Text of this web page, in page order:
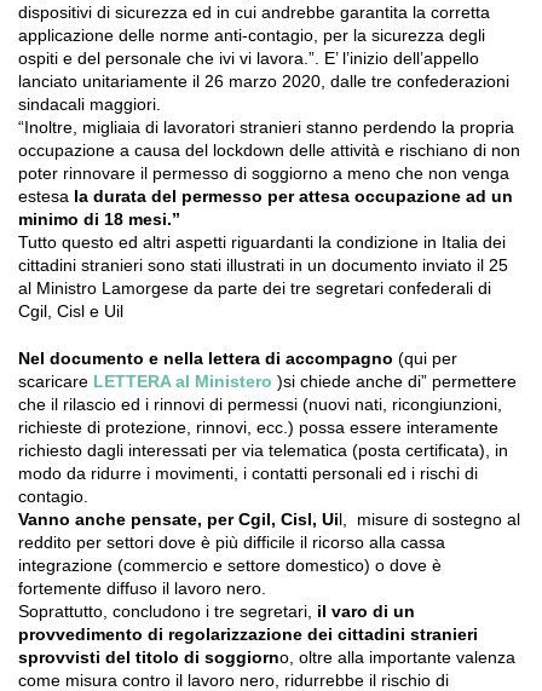
dispositivi di sicurezza ed in cui andrebbe garantita la corretta
applicazione delle norme anti-contagio, per la sicurezza degli
ospiti e del personale che ivi vi lavora.”. E’ l’inizio dell’appello
lanciato unitariamente il 26 marzo 2020, dalle tre confederazioni
sindacali maggiori.
“Inoltre, migliaia di lavoratori stranieri stanno perdendo la propria
occupazione a causa del lockdown delle attività e rischiano di non
poter rinnovare il permesso di soggiorno a meno che non venga
estesa la durata del permesso per attesa occupazione ad un
minimo di 18 mesi.”
Tutto questo ed altri aspetti riguardanti la condizione in Italia dei
cittadini stranieri sono stati illustrati in un documento inviato il 25
al Ministro Lamorgese da parte dei tre segretari confederali di
Cgil, Cisl e Uil
Nel documento e nella lettera di accompagno (qui per
scaricare LETTERA al Ministero )si chiede anche di” permettere
che il rilascio ed i rinnovi di permessi (nuovi nati, ricongiunzioni,
richieste di protezione, rinnovi, ecc.) possa essere interamente
richiesto dagli interessati per via telematica (posta certificata), in
modo da ridurre i movimenti, i contatti personali ed i rischi di
contagio.
Vanno anche pensate, per Cgil, Cisl, Uil, misure di sostegno al
reddito per settori dove è più difficile il ricorso alla cassa
integrazione (commercio e settore domestico) o dove è
fortemente diffuso il lavoro nero.
Soprattutto, concludono i tre segretari, il varo di un
provvedimento di regolarizzazione dei cittadini stranieri
sprovvisti del titolo di soggiorno, oltre alla importante valenza
come misura contro il lavoro nero, ridurrebbe il rischio di